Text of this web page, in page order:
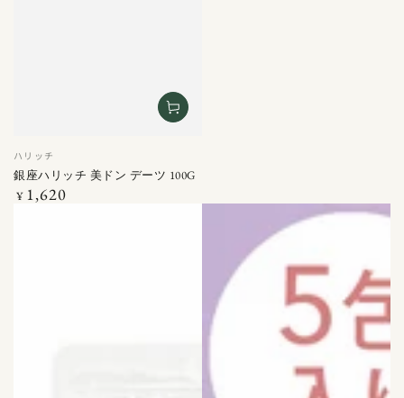
ベ
ン
ダ
ー
ハリッチ
銀座ハリッチ 美ドン デーツ 100G
定
¥ 1,620